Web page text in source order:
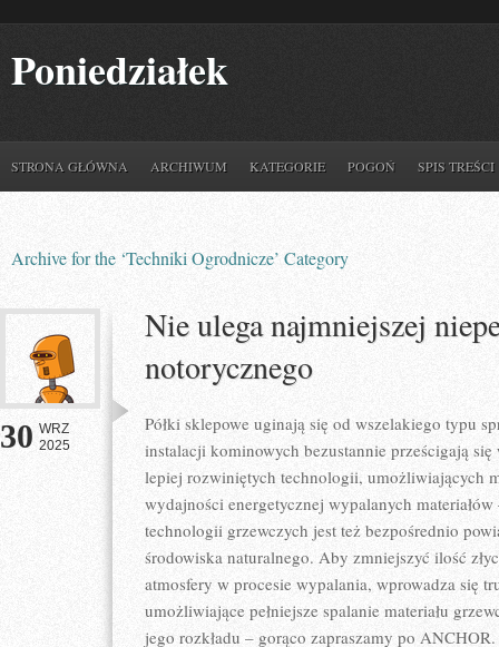
Poniedziałek
STRONA GŁÓWNA ARCHIWUM KATEGORIE POGOŃ SPIS TREŚCI
Archive for the ‘Techniki Ogrodnicze’ Category
30 WRZ
2025
Nie ulega najmniejszej
notorycznego
Półki sklepowe uginają się od wszelakiego typu
instalacji kominowych bezustannie prześcigają
lepiej rozwiniętych technologii, umożliwiających
wydajności energetycznej wypalanych
technologii grzewczych jest też bezpośrednio
środowiska naturalnego. Aby zmniejszyć ilość
atmosfery w procesie wypalania, wprowadza się
umożliwiające pełniejsze spalanie materiału
jego rozkładu – gorąco zapraszamy po